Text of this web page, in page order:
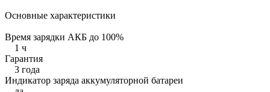
Основные характеристики
Время зарядки АКБ до 100%
1 ч
Гарантия
3 года
Индикатор заряда аккумуляторной батареи